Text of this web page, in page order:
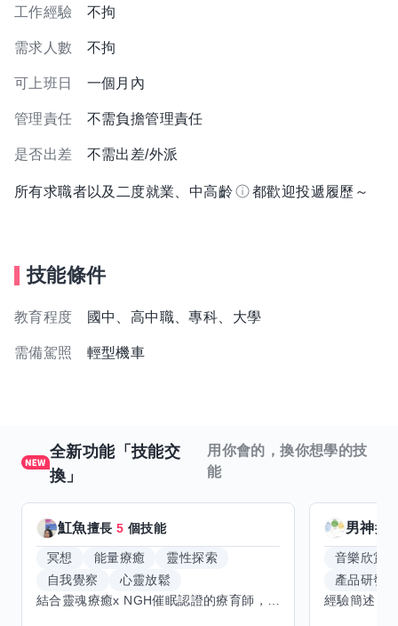
工作經驗 不拘
需求人數 不拘
可上班日 一個月內
管理責任 不需負擔管理責任
是否出差 不需出差/外派
所有求職者以及二度就業、中高齡 都歡迎投遞履歷～
技能條件
教育程度 國中、高中職、專科、大學
需備駕照 輕型機車
全新功能「技能交
換」
用你會的，換你想學的技
能
魟魚擅長5 個技能
冥想 能量療癒
靈性探索
自我覺察
心靈放鬆
男神擅
音樂欣賞
產品研發